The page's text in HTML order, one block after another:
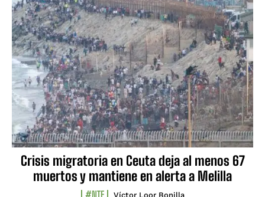
Crisis migratoria en Ceuta deja al menos 67
muertos y mantiene en alerta a Melilla
#NTF Víctor Loor Bonilla